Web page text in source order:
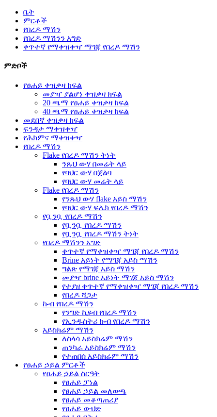
ቤት
ምርቶች
የበረዶ ማሽን
የበረዶ ማሽንን አግድ
ቀጥተኛ የማቀዝቀዣ ማገጃ የበረዶ ማሽን
ምድቦች
የፀሐይ ቀዝቃዛ ክፍል
መያዣ ያልሆነ ቀዝቃዛ ክፍል
20 ጫማ የፀሐይ ቀዝቃዛ ክፍል
40 ጫማ የፀሐይ ቀዝቃዛ ክፍል
መደበኛ ቀዝቃዛ ክፍል
ፍንዳታ ማቀዝቀዣ
የሕክምና ማቀዝቀዣ
የበረዶ ማሽን
Flake የበረዶ ማሽን ትነት
ንጹህ ውሃ በመሬት ላይ
የባህር ውሃ በጀልባ
የባህር ውሃ መሬት ላይ
Flake የበረዶ ማሽን
የንጹህ ውሃ flake አይስ ማሽን
የባህር ውሃ ፍሌክ የበረዶ ማሽን
የቧንቧ የበረዶ ማሽን
የቧንቧ የበረዶ ማሽን
የቧንቧ የበረዶ ማሽን ትነት
የበረዶ ማሽንን አግድ
ቀጥተኛ የማቀዝቀዣ ማገጃ የበረዶ ማሽን
Brine አይነት የማገጃ አይስ ማሽን
ግልጽ የማገጃ አይስ ማሽን
መያዣ brine አይነት ማገጃ አይስ ማሽን
የተያዘ ቀጥተኛ የማቀዝቀዣ ማገጃ የበረዶ ማሽን
የበረዶ ሻጋታ
ኩብ የበረዶ ማሽን
የንግድ ኪዩብ የበረዶ ማሽን
የኢንዱስትሪ ኩብ የበረዶ ማሽን
አይስክሬም ማሽን
ለስላሳ አይስክሬም ማሽን
ጠንካራ አይስክሬም ማሽን
የተጠበሰ አይስክሬም ማሽን
የፀሐይ ኃይል ምርቶች
የፀሐይ ኃይል ስርዓት
የፀሐይ ፓነል
የፀሐይ ኃይል መለወጫ
የፀሐይ መቆጣጠሪያ
የፀሐይ ውህድ